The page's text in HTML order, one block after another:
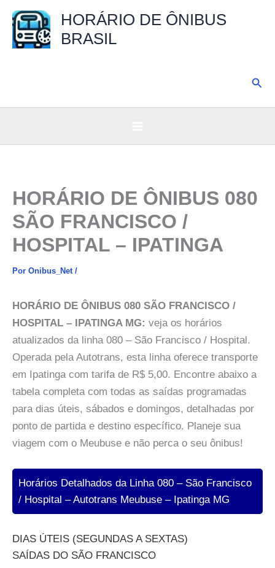
para
HORÁRIO DE ÔNIBUS
BRASIL
HORÁRIO DE ÔNIBUS 080
SÃO FRANCISCO /
HOSPITAL – IPATINGA
Por Onibus_Net /
HORÁRIO DE ÔNIBUS 080 SÃO FRANCISCO /
HOSPITAL – IPATINGA MG: veja os horários
atualizados da linha 080 – São Francisco / Hospital.
Operada pela Autotrans, esta linha oferece transporte
em Ipatinga com tarifa de R$ 5,00. Encontre abaixo a
tabela completa com todas as saídas programadas
para dias úteis, sábados e domingos, detalhadas por
ponto de partida e destino específico. Planeje sua
viagem com o Meubuse e não perca o seu ônibus!
Horários Detalhados da Linha 080 – São Francisco
/ Hospital – Autotrans Meubuse – Ipatinga MG
DIAS ÚTEIS (SEGUNDAS A SEXTAS)
SAÍDAS DO SÃO FRANCISCO